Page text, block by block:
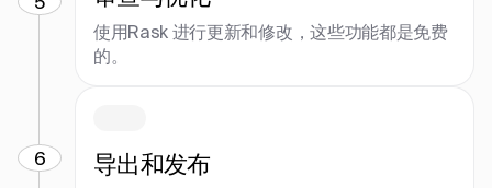
使用Rask 进行更新和修改，这些功能都是免费
的。
6 导出和发布